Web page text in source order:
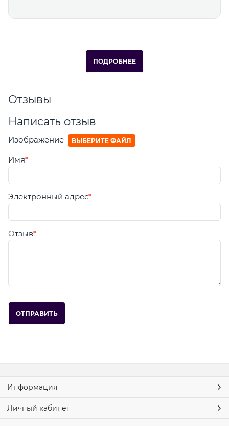
ПОДРОБНЕЕ
Отзывы
Написать отзыв
Изображение ВЫБЕРИТЕ ФАЙЛ
Имя
Электронный адрес
Отзыв
Информация
Личный кабинет